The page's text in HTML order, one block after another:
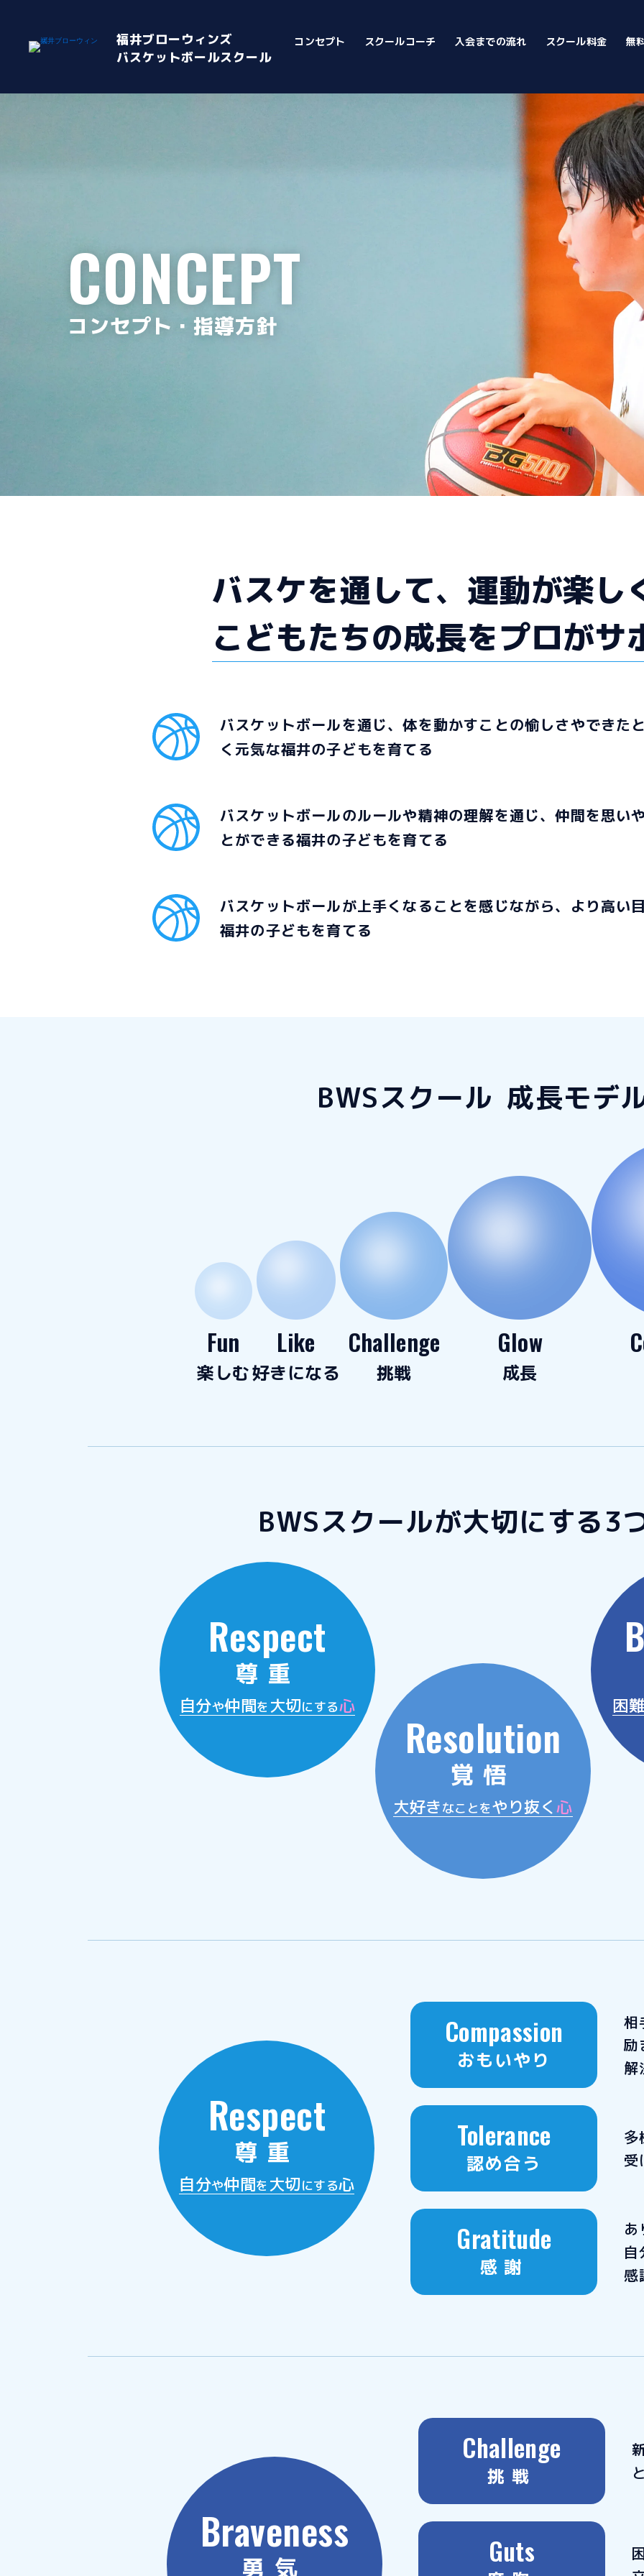
福井ブローウィンズ
バスケットボールスクール
コンセプト スクールコーチ 入会までの流れ スクール料金 無
CONCEPT
コンセプト・指導方針
バスケを通して、 運動が楽し
こどもたちの成長をプロがサ
バスケットボールを通じ、体を動かすことの愉しさやできた
く元気な福井の子どもを育てる
バスケットボールのルールや精神の理解を通じ、仲間を思い
とができる福井の子どもを育てる
バスケットボールが上手くなることを感じながら、より高い
福井の子どもを育てる
BWSスクール 成長モデ
Fun
楽しむ
Like
好きになる
Challenge
挑戦
Glow
成長
BWSスクールが大切にする3
Respect
尊重
自分や仲間を 大切にする心
Resolution
覚悟
大好きなことをやり抜く心
困
Respect
尊重
自分や仲間を 大切にする心
Compassion
おもいやり
相
励
解
Tolerance
認め合う
多
受
Gratitude
感謝
感
Braveness
勇気
Challenge
挑戦
Guts